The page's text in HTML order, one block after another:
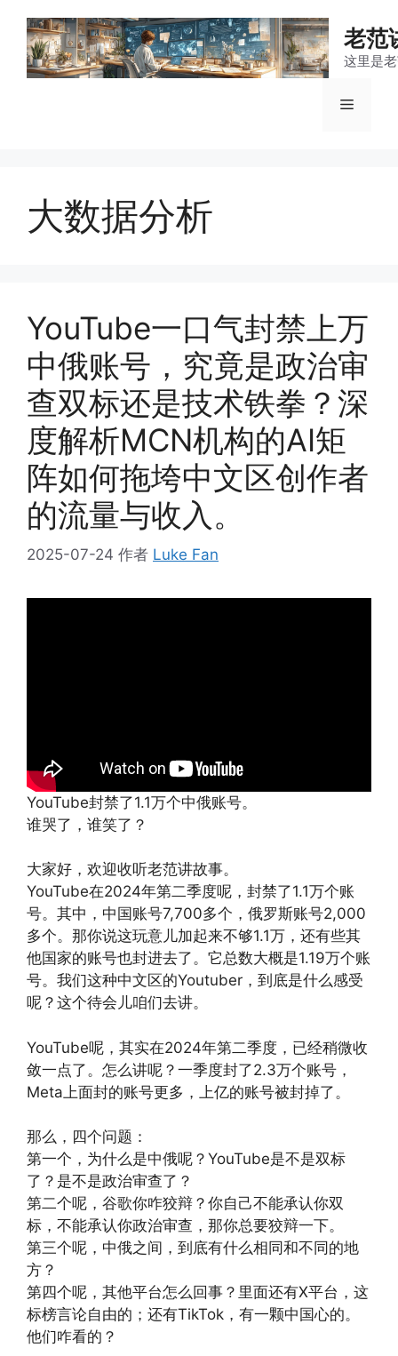
老范
这里是
菜
大数据分析
YouTube一口气封禁上万
中俄账号，究竟是政治审
查双标还是技术铁拳？深
度解析MCN机构的AI矩
阵如何拖垮中文区创作者
的流量与收入。
2025-07-24 作者 Luke Fan
YouTube封禁了1.1万个中俄账号。
谁哭了，谁笑了？
大家好，欢迎收听老范讲故事。
YouTube在2024年第二季度呢，封禁了1.1万个账
号。其中，中国账号7,700多个，俄罗斯账号2,000
多个。那你说这玩意儿加起来不够1.1万，还有些其
他国家的账号也封进去了。它总数大概是1.19万个账
号。我们这种中文区的Youtuber，到底是什么感受
呢？这个待会儿咱们去讲。
YouTube呢，其实在2024年第二季度，已经稍微收
敛一点了。怎么讲呢？一季度封了2.3万个账号，
Meta上面封的账号更多，上亿的账号被封掉了。
那么，四个问题：
第一个，为什么是中俄呢？YouTube是不是双标
了？是不是政治审查了？
第二个呢，谷歌你咋狡辩？你自己不能承认你双
标，不能承认你政治审查，那你总要狡辩一下。
第三个呢，中俄之间，到底有什么相同和不同的地
方？
第四个呢，其他平台怎么回事？里面还有X平台，这
标榜言论自由的；还有TikTok，有一颗中国心的。
他们咋看的？